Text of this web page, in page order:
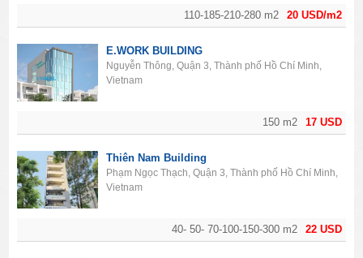
20 USD/m2
110-185-210-280 m2
17 USD
150 m2
E.WORK BUILDING
Nguyễn Thông, Quận 3, Thành phố Hồ Chí Minh,
Vietnam
22 USD
40- 50- 70-100-150-300 m2
Thiên Nam Building
Phạm Ngọc Thạch, Quận 3, Thành phố Hồ Chí Minh,
Vietnam